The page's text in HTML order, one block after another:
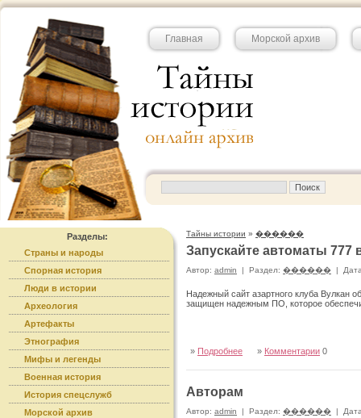
Главная Морской архив
Разделы:
Страны и народы
Спорная история
Люди в истории
Археология
Артефакты
Этнография
Мифы и легенды
Военная история
История спецслужб
Морской архив
Тайны истории » ������
Запускайте автоматы
Автор: admin | Раздел: ������ |
Надежный сайт азартного клуба Вулкан
защищен надежным ПО, которое
» Подробнее » Комментарии 0
Авторам
Автор: admin | Раздел: ������ |